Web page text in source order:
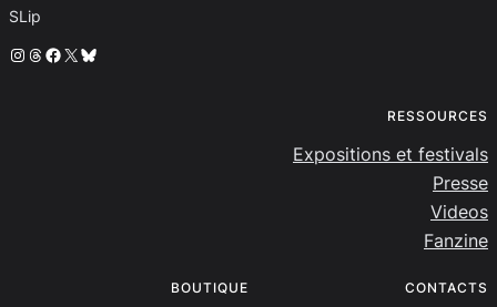
SLip
Instagram
Threads
Facebook
X Bluesky
RESSOURCES
Expositions et festivals
Presse
Videos
Fanzine
BOUTIQUE CONTACTS